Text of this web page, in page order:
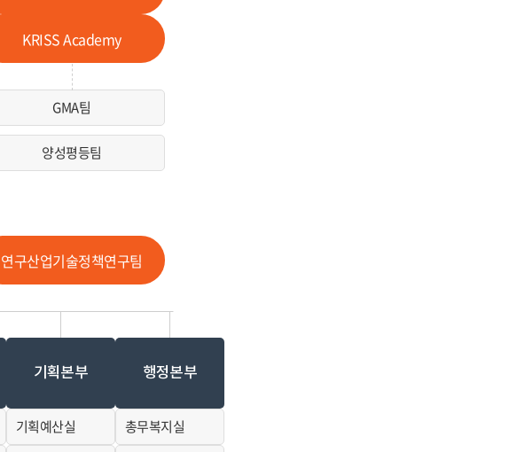
KRISS Academy
GMA팀
양성평등팀
연구산업기술정책연구팀
기획본부
기획예산실
행정본부
총무복지실